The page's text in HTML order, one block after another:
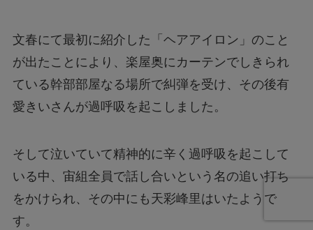
文春にて最初に紹介した「ヘアアイロン」のこと
が出たことにより、楽屋奥にカーテンでしきられ
ている幹部部屋なる場所で糾弾を受け、その後有
愛きいさんが過呼吸を起こしました。
そして泣いていて精神的に辛く過呼吸を起こして
いる中、宙組全員で話し合いという名の追い打ち
をかけられ、その中にも天彩峰里はいたようで
す。